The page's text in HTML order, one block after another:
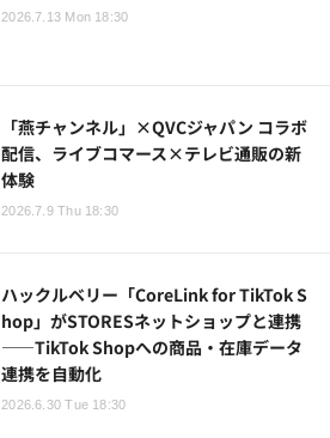
2026.7.13 Mon 18:30
「燕チャンネル」×QVCジャパン コラボ
配信、ライブコマース×テレビ通販の新
体験
2026.7.9 Thu 18:30
ハックルベリー「CoreLink for TikTok S
hop」がSTORESネットショップと連携
——TikTok Shopへの商品・在庫データ
連携を自動化
2026.6.30 Tue 18:30